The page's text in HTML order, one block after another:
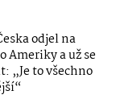
odjel na
Ameriky a už se
„Je to všechno